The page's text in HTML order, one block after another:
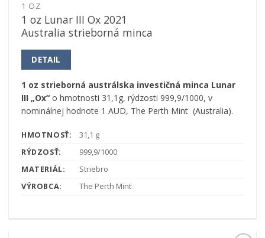
1 OZ
1 oz Lunar III Ox 2021
Australia strieborná minca
DETAIL
1 oz strieborná austrálska investičná minca Lunar
III „Ox“o hmotnosti 31,1g, rýdzosti 999,9/1000, v
nominálnej hodnote 1 AUD, The Perth Mint (Australia).
HMOTNOSŤ:
31,1 g
RÝDZOSŤ:
999,9/1000
MATERIÁL:
Striebro
VÝROBCA:
The Perth Mint